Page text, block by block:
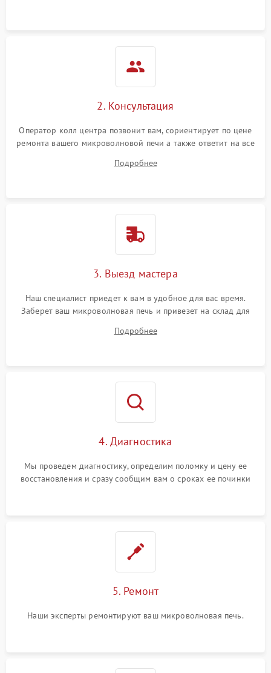
2. Консультация
Оператор колл центра позвонит вам, сориентирует по цене
ремонта вашего микроволновой печи а также ответит на все
Подробнее
3. Выезд мастера
Наш специалист приедет к вам в удобное для вас время.
Заберет ваш микроволновая печь и привезет на склад для
Подробнее
4. Диагностика
Мы проведем диагностику, определим поломку и цену ее
восстановления и сразу сообщим вам о сроках ее починки
5. Ремонт
Наши эксперты ремонтируют ваш микроволновая печь.